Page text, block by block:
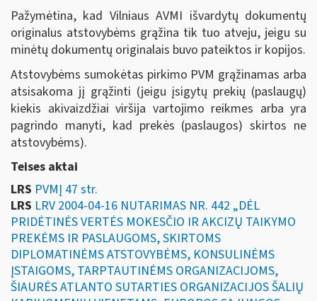
Pažymėtina, kad Vilniaus AVMI išvardytų dokumentų
originalus atstovybėms grąžina tik tuo atveju, jeigu su
minėtų dokumentų originalais buvo pateiktos ir kopijos.
Atstovybėms sumokėtas pirkimo PVM grąžinamas arba
atsisakoma jį grąžinti (jeigu įsigytų prekių (paslaugų)
kiekis akivaizdžiai viršija vartojimo reikmes arba yra
pagrindo manyti, kad prekės (paslaugos) skirtos ne
atstovybėms).
Teises aktai
LRS PVMĮ 47 str.
LRS LRV 2004-04-16 NUTARIMAS NR. 442 „DĖL
PRIDĖTINĖS VERTĖS MOKESČIO IR AKCIZŲ TAIKYMO
PREKĖMS IR PASLAUGOMS, SKIRTOMS
DIPLOMATINĖMS ATSTOVYBĖMS, KONSULINĖMS
ĮSTAIGOMS, TARPTAUTINĖMS ORGANIZACIJOMS,
ŠIAURĖS ATLANTO SUTARTIES ORGANIZACIJOS ŠALIŲ